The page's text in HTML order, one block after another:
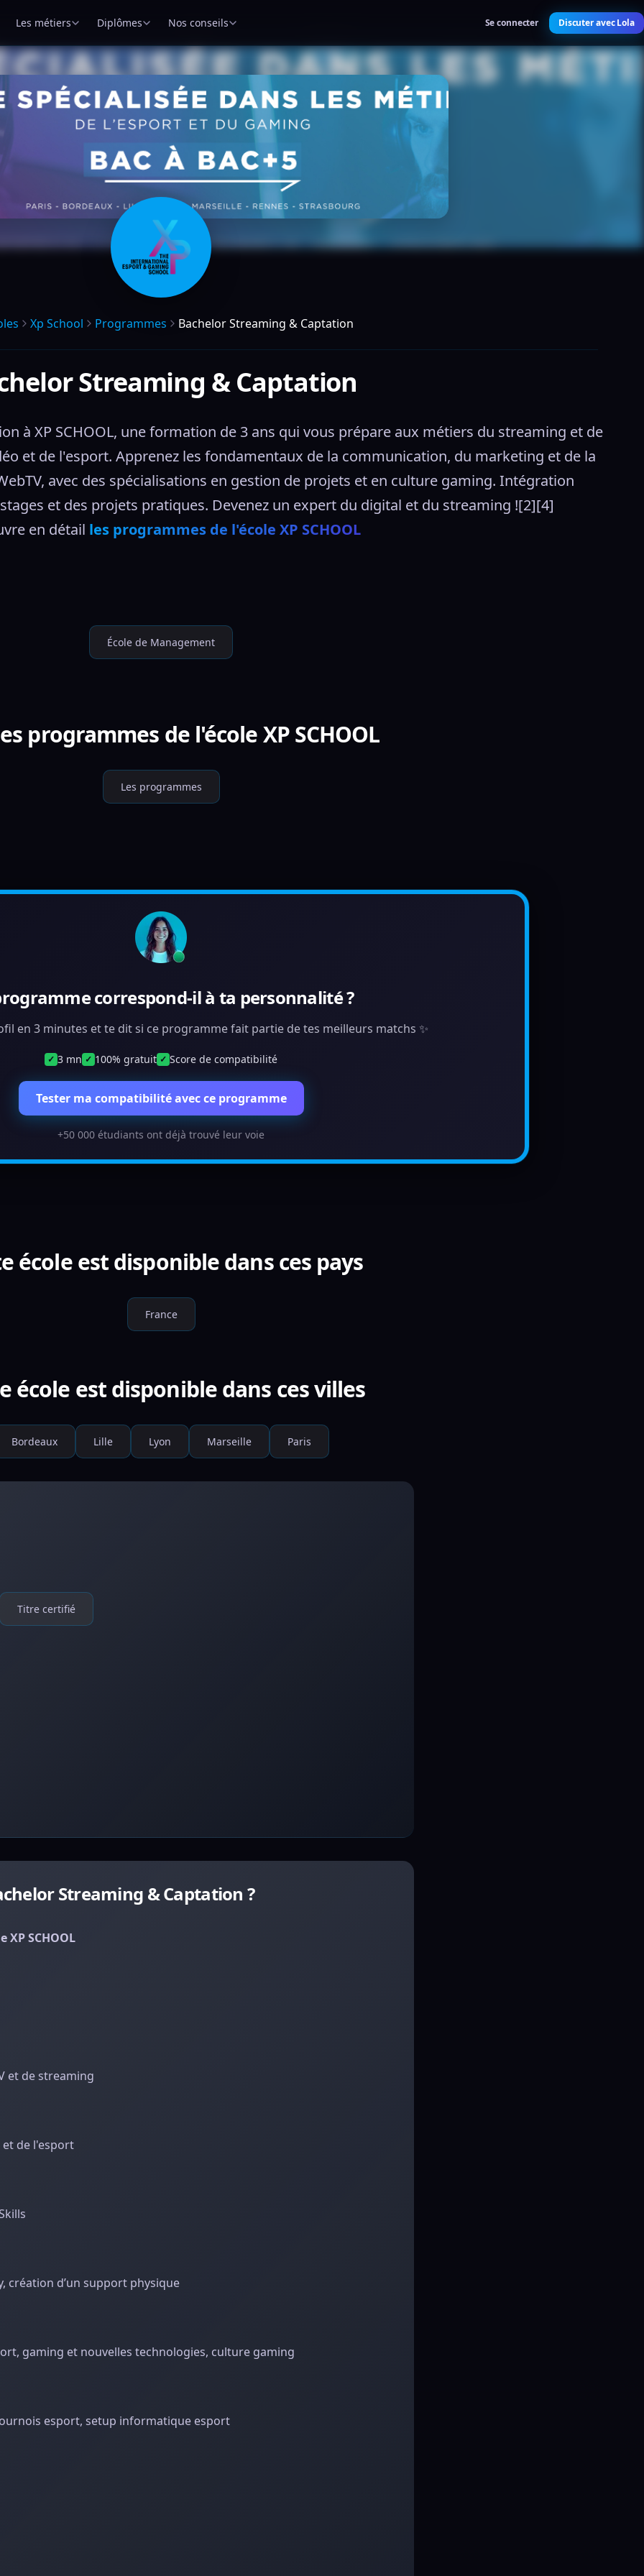
Les métiers Diplômes Nos conseils Se connecter Discuter avec Lola
Xp School Programmes Bachelor Streaming & Captation
Streaming & Captation
à XP SCHOOL, une formation de 3 ans qui vous prépare aux métiers du streaming et de
et de l'esport. Apprenez les fondamentaux de la communication, du marketing et de la
avec des spécialisations en gestion de projets et en culture gaming. Intégration
et des projets pratiques. Devenez un expert du digital et du streaming ![2][4]
en détail les programmes de l'école XP SCHOOL
École de Management
programmes de l'école XP SCHOOL
Les programmes
correspond-il à ta personnalité ?
en 3 minutes et te dit si ce programme fait partie de tes meilleurs matchs ✨
✓ 3 mn ✓ 100% gratuit ✓ Score de compatibilité
Tester ma compatibilité avec ce programme
+50 000 étudiants ont déjà trouvé leur voie
école est disponible dans ces pays
France
école est disponible dans ces villes
Bordeaux Lille Lyon Marseille Paris
Titre certifié
Streaming & Captation ?
SCHOOL
et de streaming
de l'esport
création d’un support physique
gaming et nouvelles technologies, culture gaming
esport, setup informatique esport